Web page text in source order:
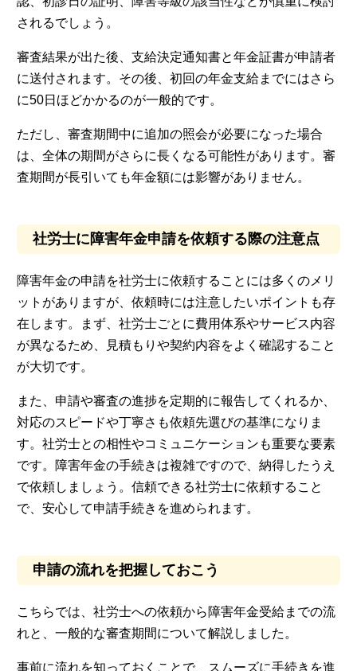
されるでしょう。
審査結果が出た後、支給決定通知書と年金証書が申請者
に送付されます。その後、初回の年金支給までにはさら
に50日ほどかかるのが一般的です。
ただし、審査期間中に追加の照会が必要になった場合
は、全体の期間がさらに長くなる可能性があります。審
査期間が長引いても年金額には影響がありません。
社労士に障害年金申請を依頼する際の注意点
障害年金の申請を社労士に依頼することには多くのメリ
ットがありますが、依頼時には注意したいポイントも存
在します。まず、社労士ごとに費用体系やサービス内容
が異なるため、見積もりや契約内容をよく確認すること
が大切です。
また、申請や審査の進捗を定期的に報告してくれるか、
対応のスピードや丁寧さも依頼先選びの基準になりま
す。社労士との相性やコミュニケーションも重要な要素
です。障害年金の手続きは複雑ですので、納得したうえ
で依頼しましょう。信頼できる社労士に依頼すること
で、安心して申請手続きを進められます。
申請の流れを把握しておこう
こちらでは、社労士への依頼から障害年金受給までの流
れと、一般的な審査期間について解説しました。
事前に流れを知っておくことで、スムーズに手続きを進